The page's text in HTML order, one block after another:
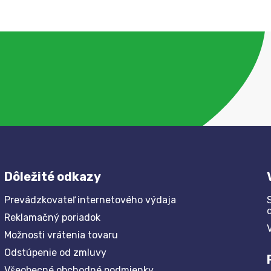
Dôležité odkazy
Prevádzkovateľ internetového výdaja
Reklamačný poriadok
Možnosti vrátenia tovaru
Odstúpenie od zmluvy